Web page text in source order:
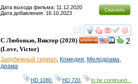
Скачать
Дата выхода фильма: 11.12.2020
Дата добавления: 16.10.2023
смотреть
2
С Любовью, Виктор (2020)
(Love, Victor)
Зарубежный сериал, Комедия, Мелодрама,
драма
HD 1080 HD 720 to be continued...